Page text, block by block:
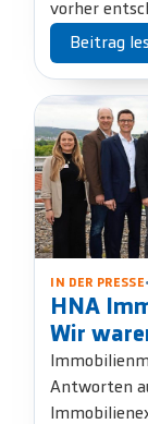
vorher
Beitrag
IN DER PRESSE•
HNA
Wir
Antworten